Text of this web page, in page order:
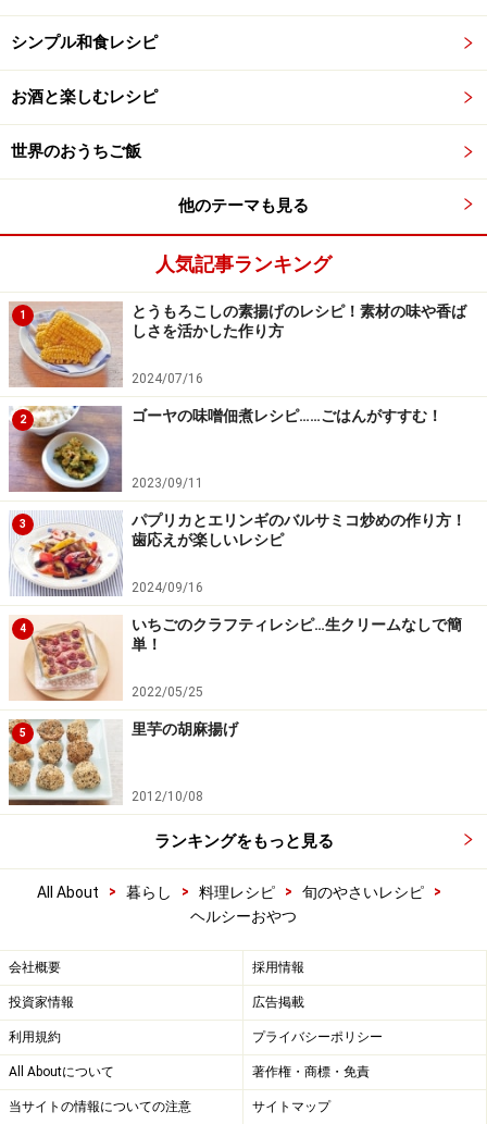
シンプル和食レシピ
お酒と楽しむレシピ
世界のおうちご飯
他のテーマも見る
人気記事ランキング
1
とうもろこしの素揚げのレシピ！素材の味や香ば
しさを活かした作り方
2024/07/16
2 ゴーヤの味噌佃煮レシピ……ごはんがすすむ！
2023/09/11
3
パプリカとエリンギのバルサミコ炒めの作り方！
歯応えが楽しいレシピ
2024/09/16
4
いちごのクラフティレシピ…生クリームなしで簡
単！
2022/05/25
5 里芋の胡麻揚げ
2012/10/08
ランキングをもっと見る
All About > 暮らし > 料理レシピ > 旬のやさいレシピ
>
ヘルシーおやつ
会社概要 採用情報
投資家情報 広告掲載
利用規約 プライバシーポリシー
All Aboutについて 著作権・商標・免責
当サイトの情報についての注意 サイトマップ